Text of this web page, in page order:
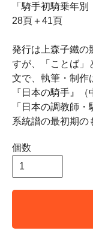
「騎手初騎乗年
28頁＋41頁
発行は上森子鐵の
すが、「ことば」
文で、執筆・制作
『日本の騎手』
「日本の調教師
系統譜の最初期の
個数